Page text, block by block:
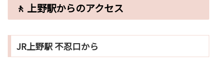
🚶 上野駅からのアクセス
JR上野駅 不忍口から